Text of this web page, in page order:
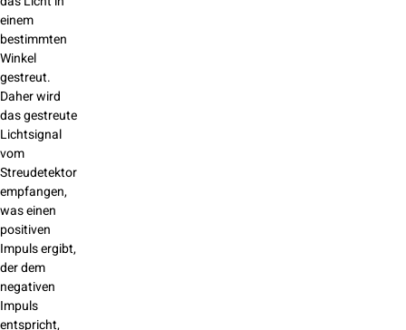
einem
bestimmten
Winkel
gestreut.
Daher wird
das gestreute
Lichtsignal
vom
Streudetektor
empfangen,
was einen
positiven
Impuls ergibt,
der dem
negativen
Impuls
entspricht,